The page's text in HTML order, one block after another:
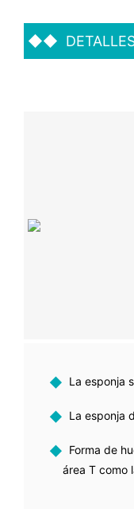
◆◆
◆ La esponja
◆ La esponja
◆ Forma de
área T como